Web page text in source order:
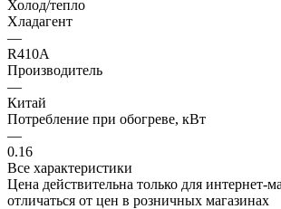
Холод/тепло
Хладагент
—
R410A
Производитель
—
Китай
Потребление при обогреве, кВт
—
0.16
Все характеристики
Цена действительна только для интернет-
отличаться от цен в розничных магазинах